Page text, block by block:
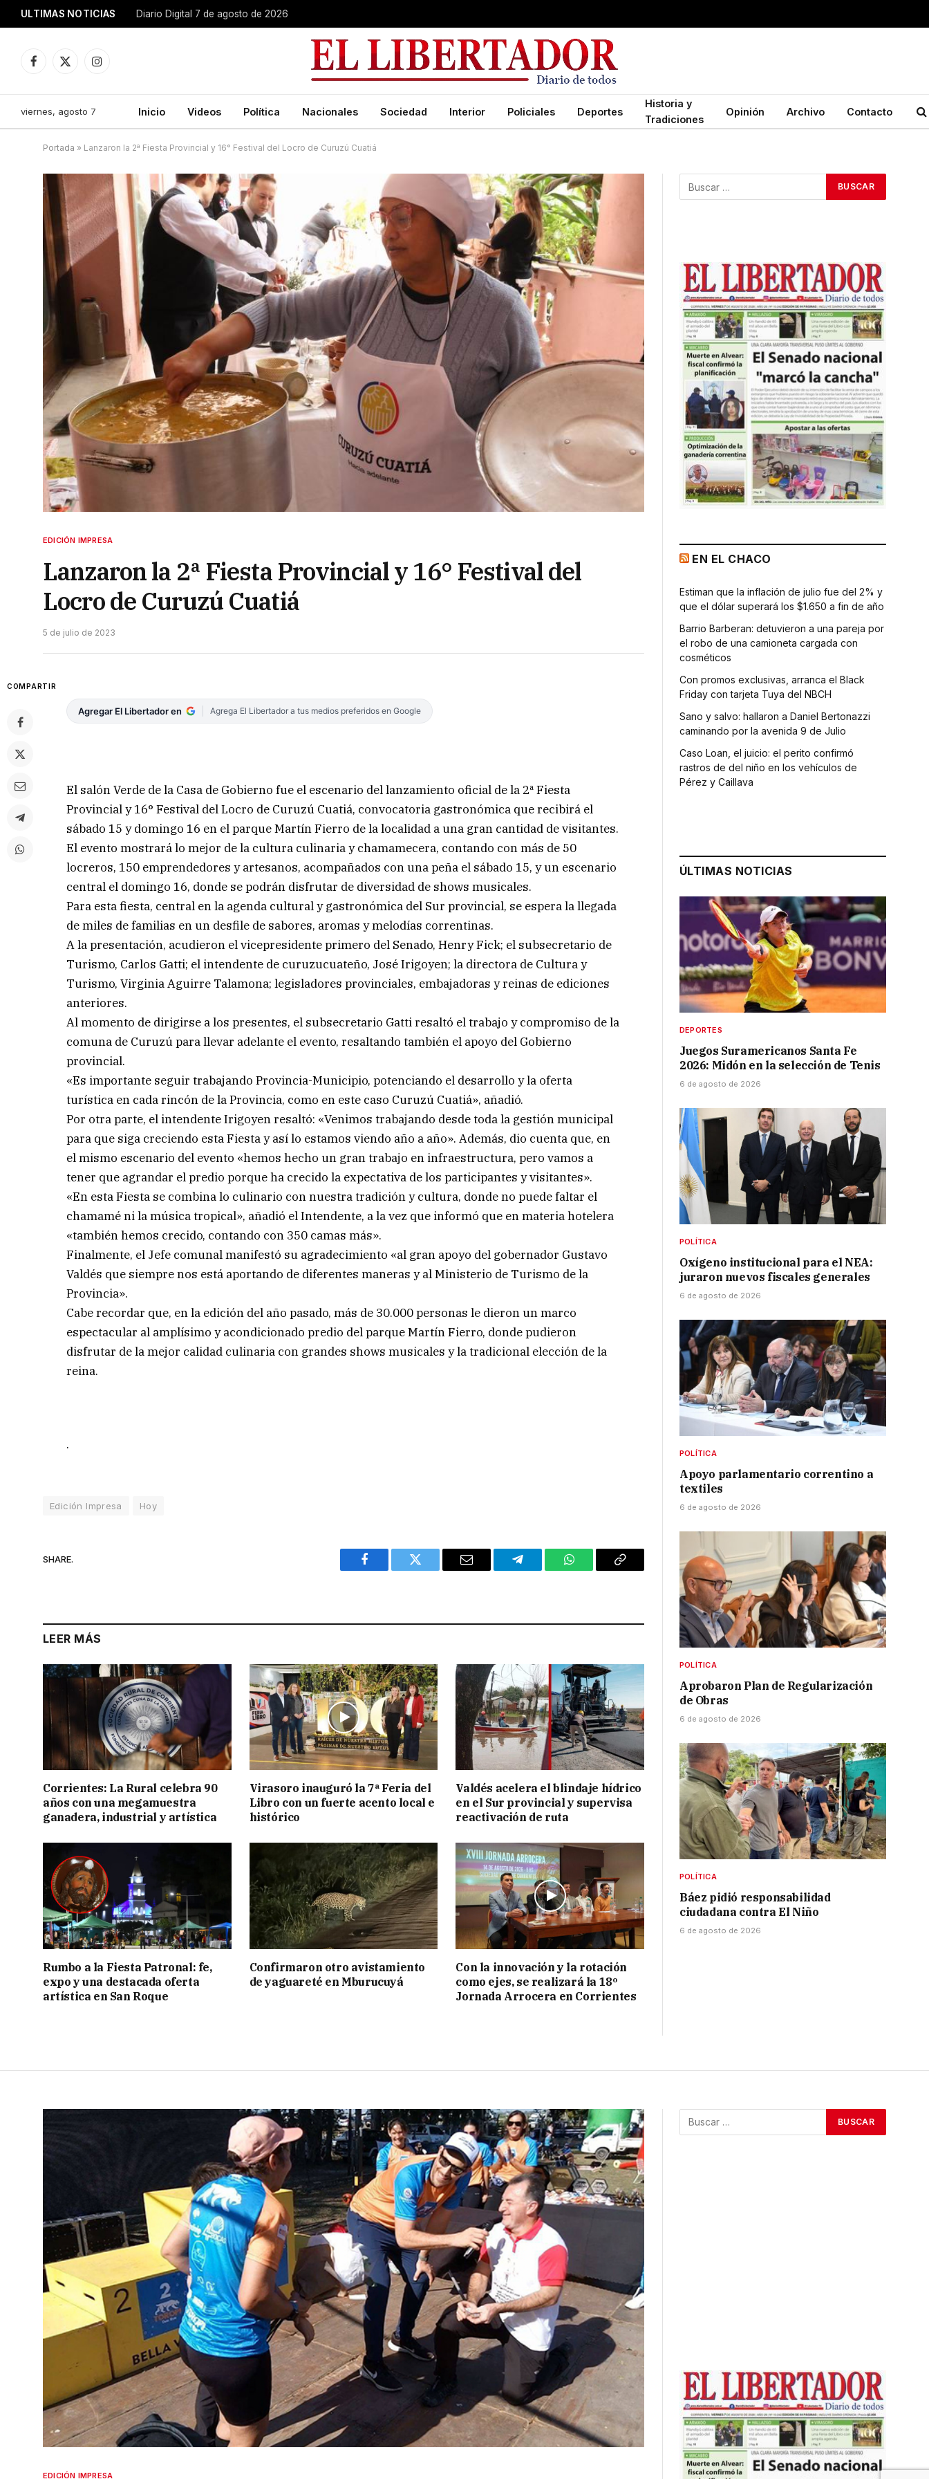
ULTIMAS NOTICIAS Diario Digital 7 de agosto de 2026
Facebook
X
Instagram
viernes, agosto 7 Inicio Videos Política Nacionales Sociedad Interior Policiales Deportes
Historia y
Tradiciones
Opinión Archivo Contacto
Portada » Lanzaron la 2ª Fiesta Provincial y 16° Festival del Locro de Curuzú Cuatiá
EDICIÓN IMPRESA
Lanzaron la 2ª Fiesta Provincial y 16° Festival del
Locro de Curuzú Cuatiá
5 de julio de 2023
COMPARTIR
Agregar El Libertador en Agrega El Libertador a tus medios preferidos en Google
El salón Verde de la Casa de Gobierno fue el escenario del lanzamiento oficial de la 2ª Fiesta
Provincial y 16° Festival del Locro de Curuzú Cuatiá, convocatoria gastronómica que recibirá el
sábado 15 y domingo 16 en el parque Martín Fierro de la localidad a una gran cantidad de visitantes.
El evento mostrará lo mejor de la cultura culinaria y chamamecera, contando con más de 50
locreros, 150 emprendedores y artesanos, acompañados con una peña el sábado 15, y un escenario
central el domingo 16, donde se podrán disfrutar de diversidad de shows musicales.
Para esta fiesta, central en la agenda cultural y gastronómica del Sur provincial, se espera la llegada
de miles de familias en un desfile de sabores, aromas y melodías correntinas.
A la presentación, acudieron el vicepresidente primero del Senado, Henry Fick; el subsecretario de
Turismo, Carlos Gatti; el intendente de curuzucuateño, José Irigoyen; la directora de Cultura y
Turismo, Virginia Aguirre Talamona; legisladores provinciales, embajadoras y reinas de ediciones
anteriores.
Al momento de dirigirse a los presentes, el subsecretario Gatti resaltó el trabajo y compromiso de la
comuna de Curuzú para llevar adelante el evento, resaltando también el apoyo del Gobierno
provincial.
«Es importante seguir trabajando Provincia-Municipio, potenciando el desarrollo y la oferta
turística en cada rincón de la Provincia, como en este caso Curuzú Cuatiá», añadió.
Por otra parte, el intendente Irigoyen resaltó: «Venimos trabajando desde toda la gestión municipal
para que siga creciendo esta Fiesta y así lo estamos viendo año a año». Además, dio cuenta que, en
el mismo escenario del evento «hemos hecho un gran trabajo en infraestructura, pero vamos a
tener que agrandar el predio porque ha crecido la expectativa de los participantes y visitantes».
«En esta Fiesta se combina lo culinario con nuestra tradición y cultura, donde no puede faltar el
chamamé ni la música tropical», añadió el Intendente, a la vez que informó que en materia hotelera
«también hemos crecido, contando con 350 camas más».
Finalmente, el Jefe comunal manifestó su agradecimiento «al gran apoyo del gobernador Gustavo
Valdés que siempre nos está aportando de diferentes maneras y al Ministerio de Turismo de la
Provincia».
Cabe recordar que, en la edición del año pasado, más de 30.000 personas le dieron un marco
espectacular al amplísimo y acondicionado predio del parque Martín Fierro, donde pudieron
disfrutar de la mejor calidad culinaria con grandes shows musicales y la tradicional elección de la
reina.
.
Edición Impresa Hoy
SHARE.
Facebook Twitter Email Telegram WhatsAppCopy
LEER MÁS
Corrientes: La Rural celebra 90
años con una megamuestra
ganadera, industrial y artística
Virasoro inauguró la 7ª Feria del
Libro con un fuerte acento local e
histórico
Valdés acelera el blindaje hídrico
en el Sur provincial y supervisa
reactivación de ruta
Rumbo a la Fiesta Patronal: fe,
expo y una destacada oferta
artística en San Roque
Confirmaron otro avistamiento
de yaguareté en Mburucuyá
Con la innovación y la rotación
como ejes, se realizará la 18º
Jornada Arrocera en Corrientes
EN EL CHACO
Estiman que la inflación de julio fue del 2% y
que el dólar superará los $1.650 a fin de año
Barrio Barberan: detuvieron a una pareja por
el robo de una camioneta cargada con
cosméticos
Con promos exclusivas, arranca el Black
Friday con tarjeta Tuya del NBCH
Sano y salvo: hallaron a Daniel Bertonazzi
caminando por la avenida 9 de Julio
Caso Loan, el juicio: el perito confirmó
rastros de del niño en los vehículos de
Pérez y Caillava
ÚLTIMAS NOTICIAS
DEPORTES
Juegos Suramericanos Santa Fe
2026: Midón en la selección de Tenis
6 de agosto de 2026
POLÍTICA
Oxígeno institucional para el NEA:
juraron nuevos fiscales generales
6 de agosto de 2026
POLÍTICA
Apoyo parlamentario correntino a
textiles
6 de agosto de 2026
POLÍTICA
Aprobaron Plan de Regularización
de Obras
6 de agosto de 2026
POLÍTICA
Báez pidió responsabilidad
ciudadana contra El Niño
6 de agosto de 2026
EDICIÓN IMPRESA